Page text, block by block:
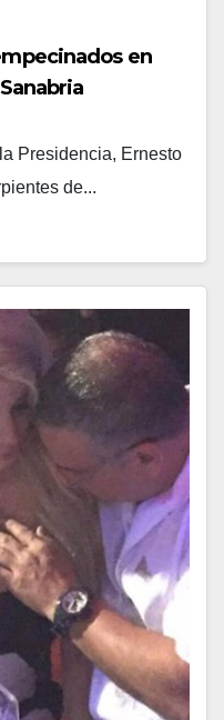
en
Presidencia, Ernesto
de...